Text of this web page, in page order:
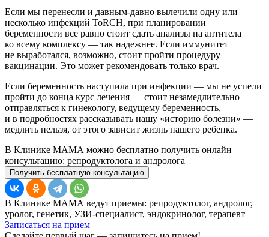
Если мы перенесли и давным-давно вылечили одну или
несколько инфекций ToRCH, при планировании
беременности все равно стоит сдать анализы на антитела
ко всему комплексу — так надежнее. Если иммунитет
не выработался, возможно, стоит пройти процедуру
вакцинации. Это может рекомендовать только врач.
Если беременность наступила при инфекции — мы не успели
пройти до конца курс лечения — стоит незамедлительно
отправляться к гинекологу, ведущему беременность,
и в подробностях рассказывать нашу «историю болезни» —
медлить нельзя, от этого зависит жизнь нашего ребенка.
В Клинике МАМА можно бесплатно получить онлайн
консультацию: репродуктолога и андролога
Получить бесплатную консультацию
В Клинике МАМА ведут приемы: репродуктолог, андролог,
уролог, генетик, УЗИ-специалист, эндокринолог, терапевт
Записаться на прием